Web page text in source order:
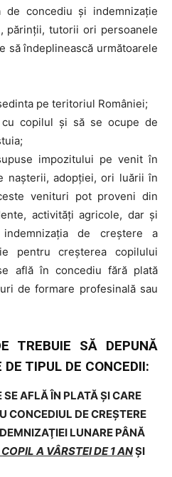
de concediu şi indemnizaţie
părinţii, tutorii ori persoanele
să îndeplinească următoarele
pe teritoriul României;
copilul şi să se ocupe de
impozitului pe venit în
naşterii, adopţiei, ori luării în
venituri pot proveni din
activităţi agricole, dar şi
de creştere a
pentru creşterea copilului
află în concediu fără plată
de formare profesinală sau
TREBUIE SĂ DEPUNĂ
TIPUL DE CONCEDII:
SE AFLĂ ÎN PLATĂ ȘI CARE
CONCEDIUL DE CREŞTERE
LUNARE PÂNĂ
A VÂRSTEI DE 1 ANŞI